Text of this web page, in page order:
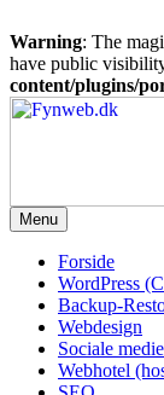
Warning: The
have public
content/plugins/
Videre
Fynweb.dk
Menu
Forside
WordPress
Backup-
Webdesign
Sociale
Webhotel